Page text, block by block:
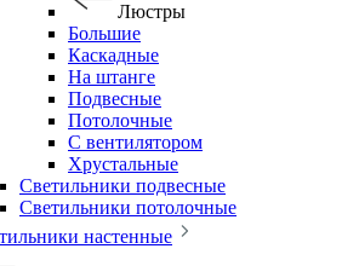
Люстры
Большие
Каскадные
На штанге
Подвесные
Потолочные
С вентилятором
Хрустальные
Светильники подвесные
Светильники потолочные
настенные